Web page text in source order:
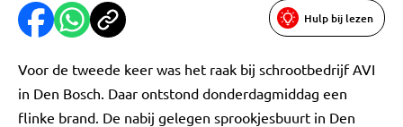
Hulp bij lezen
Voor de tweede keer was het raak bij schrootbedrijf AVI
in Den Bosch. Daar ontstond donderdagmiddag een
flinke brand. De nabij gelegen sprookjesbuurt in Den